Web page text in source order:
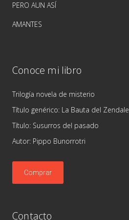
PERO AUN ASÍ
AMANTES
Conoce mi libro
Trilogía novela de misterio
Título genérico: La Bauta del Zendale
Título: Susurros del pasado
Autor: Pippo Bunorrotri
Comprar
Contacto